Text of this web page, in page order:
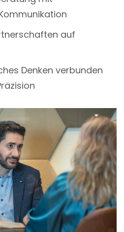
auf
Denken verbunden